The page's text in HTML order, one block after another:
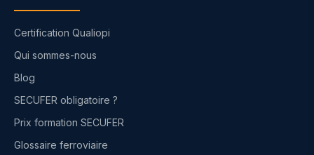
Certification Qualiopi
Qui sommes-nous
Blog
SECUFER obligatoire ?
Prix formation SECUFER
Glossaire ferroviaire